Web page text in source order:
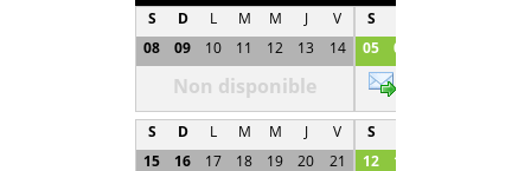
S D L M M J
V
08
09 10 11 12 13 14
Non disponible
S D L M M J
V
15
16 17 18 19 20 21
S
05
06
S
12
13